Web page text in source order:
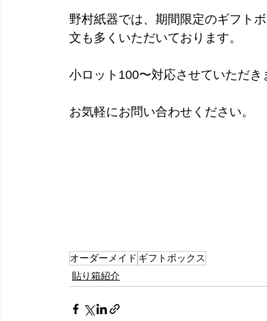
野村紙器では、期間限定のギフト
文も多くいただいております。
小ロット100〜対応させていただき
お気軽にお問い合わせください。
オーダーメイド ギフトボックス
貼り箱紹介